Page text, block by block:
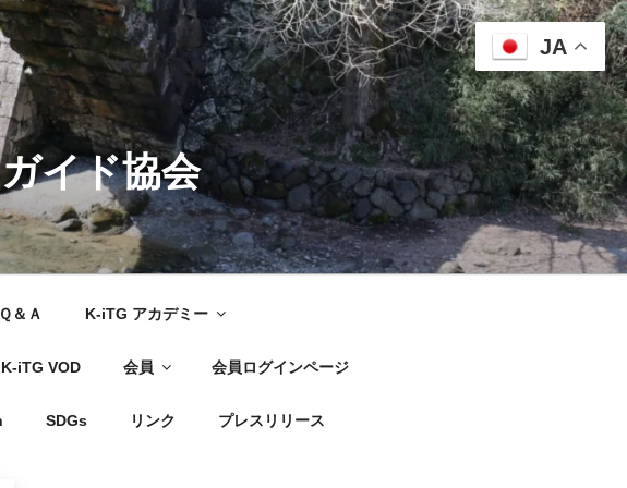
イド協会
＆Ａ K-iTG アカデミー
K-iTG VOD 会員 会員ログインページ
SDGs リンク プレスリリース
JA